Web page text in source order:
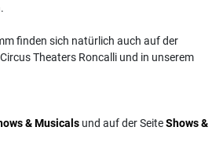
finden sich natürlich auch auf der
Theaters Roncalli und in unserem
& Musicals und auf der SeiteShows &